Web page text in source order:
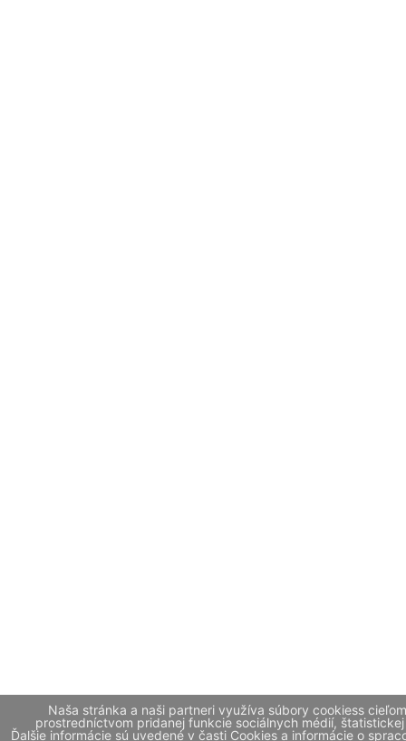
Naša stránka a naši partneri využíva súbory cookiess
prostredníctvom pridanej funkcie sociálnych médií,
Ďalšie informácie sú uvedené v časti Cookies a informácie o